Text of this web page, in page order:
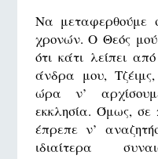
Να μεταφερθούμε
χρονών. Ο Θεός μού
ότι κάτι λείπει
άνδρα μου,
ώρα ν’
εκκλησία. Όμως, σε
έπρεπε ν’
ιδιαίτερα